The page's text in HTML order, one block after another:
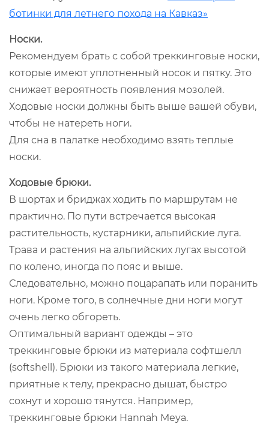
ботинки для летнего похода на Кавказ»
Носки.
Рекомендуем брать с собой треккинговые носки,
которые имеют уплотненный носок и пятку. Это
снижает вероятность появления мозолей.
Ходовые носки должны быть выше вашей обуви,
чтобы не натереть ноги.
Для сна в палатке необходимо взять теплые
носки.
Ходовые брюки.
В шортах и бриджах ходить по маршрутам не
практично. По пути встречается высокая
растительность, кустарники, альпийские луга.
Трава и растения на альпийских лугах высотой
по колено, иногда по пояс и выше.
Следовательно, можно поцарапать или поранить
ноги. Кроме того, в солнечные дни ноги могут
очень легко обгореть.
Оптимальный вариант одежды – это
треккинговые брюки из материала софтшелл
(softshell). Брюки из такого материала легкие,
приятные к телу, прекрасно дышат, быстро
сохнут и хорошо тянутся. Например,
треккинговые брюки Hannah Meya.